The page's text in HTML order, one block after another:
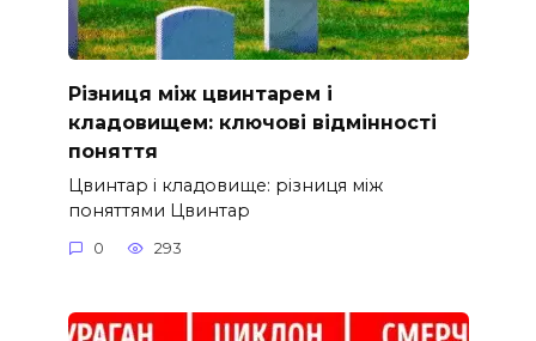
Різниця між цвинтарем і
кладовищем: ключові відмінності
поняття
Цвинтар і кладовище: різниця між
поняттями Цвинтар
0 293